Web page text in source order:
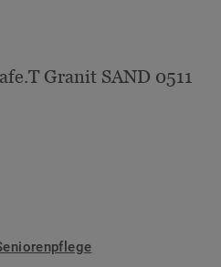
Granit SAND 0511